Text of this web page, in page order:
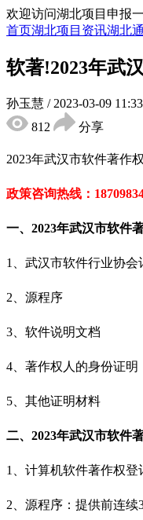
欢迎访问湖北项目申报
首页湖北项目资讯湖北
软著!2023年武
孙玉慧 / 2023-03-09
812
分享
2023年武汉市软件著作
政策咨询热线：
一、 2023年武汉市软件
1、武汉市软件行业协
2、源程序
3、软件说明文档
4、著作权人的身份证明
5、其他证明材料
二、 2023年武汉市软件
1、计算机软件著作权
2、源程序：提供前连续